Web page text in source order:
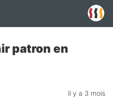
patron en
il y a 3 mois